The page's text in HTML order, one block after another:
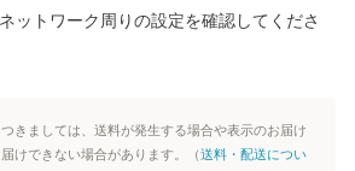
ットワーク周りの設定を確認してくださ
きましては、送料が発生する場合や表示のお届け
けできない場合があります。（送料・配送につい